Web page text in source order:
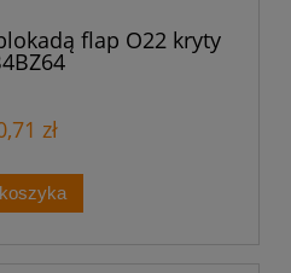
flap O22 kryty
zł